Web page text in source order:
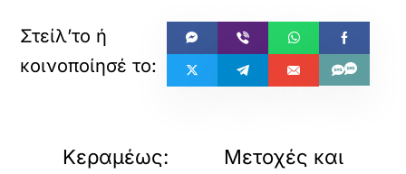
Κεραμέως:
Μετοχές και